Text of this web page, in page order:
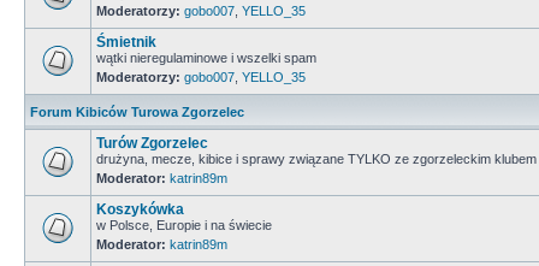
Moderatorzy: gobo007 YELLO_35
Śmietnik
wątki nieregulaminowe i wszelki spam
Moderatorzy: gobo007 YELLO_35
Forum Kibiców Turowa Zgorzelec
Turów Zgorzelec
drużyna, mecze, kibice i sprawy związane TYLKO ze zgorzeleckim klubem
Moderator: katrin89m
Koszykówka
w Polsce, Europie i na świecie
Moderator: katrin89m